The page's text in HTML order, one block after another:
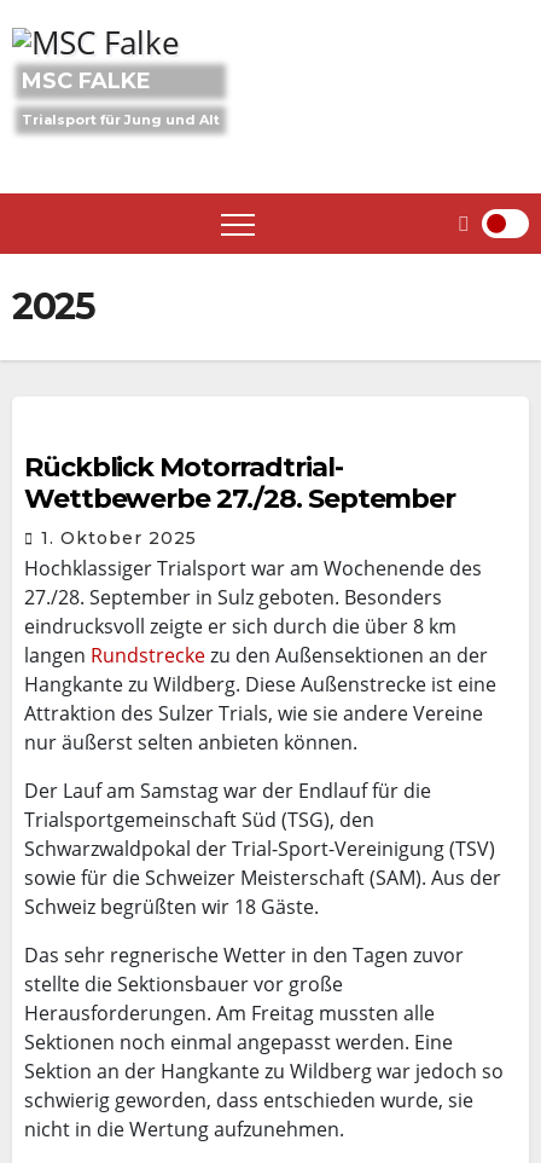
to
content
MSC FALKE
Trialsport für Jung und Alt
2025
Rückblick Motorradtrial-
Wettbewerbe 27./28. September
1. Oktober 2025
Hochklassiger Trialsport war am Wochenende des
27./28. September in Sulz geboten. Besonders
eindrucksvoll zeigte er sich durch die über 8 km
langen Rundstreckezu den Außensektionen an der
Hangkante zu Wildberg. Diese Außenstrecke ist eine
Attraktion des Sulzer Trials, wie sie andere Vereine
nur äußerst selten anbieten können.
Der Lauf am Samstag war der Endlauf für die
Trialsportgemeinschaft Süd (TSG), den
Schwarzwaldpokal der Trial-Sport-Vereinigung (TSV)
sowie für die Schweizer Meisterschaft (SAM). Aus der
Schweiz begrüßten wir 18 Gäste.
Das sehr regnerische Wetter in den Tagen zuvor
stellte die Sektionsbauer vor große
Herausforderungen. Am Freitag mussten alle
Sektionen noch einmal angepasst werden. Eine
Sektion an der Hangkante zu Wildberg war jedoch so
schwierig geworden, dass entschieden wurde, sie
nicht in die Wertung aufzunehmen.